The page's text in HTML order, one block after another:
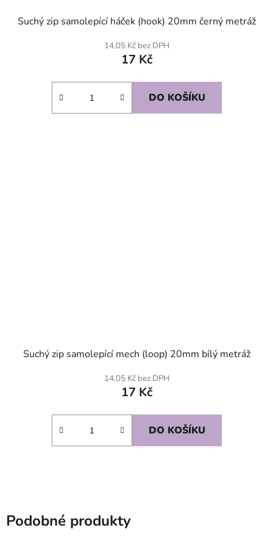
Suchý zip samolepící háček (hook) 20mm černý metráž
14,05 Kč bez DPH
17 Kč
DO KOŠÍKU
Suchý zip samolepící mech (loop) 20mm bílý metráž
14,05 Kč bez DPH
17 Kč
DO KOŠÍKU
Podobné produkty